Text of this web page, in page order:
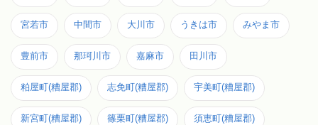
宮若市 中間市 大川市 うきは市 みやま市
豊前市 那珂川市 嘉麻市 田川市
粕屋町(糟屋郡) 志免町(糟屋郡) 宇美町(糟屋郡)
新宮町(糟屋郡) 篠栗町(糟屋郡) 須恵町(糟屋郡)